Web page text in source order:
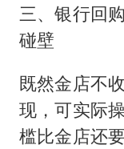
三、银行回
碰壁
既然金店不
现，可实际
槛比金店还